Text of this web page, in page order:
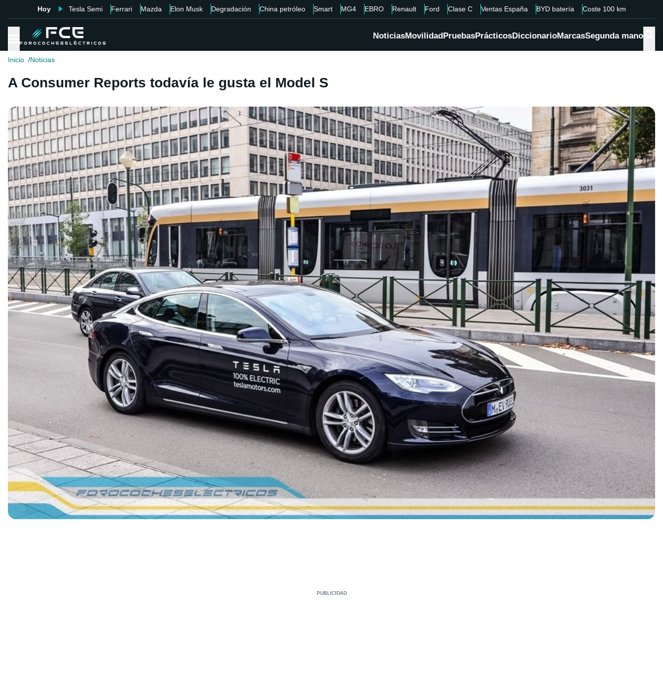
Hoy Tesla Semi Ferrari Mazda Elon Musk Degradación China petróleo Smart MG4 EBRO Renault Ford Clase C Ventas España BYD batería Coste 100 km
NoticiasMovilidadPruebasPrácticosDiccionarioMarcasSegunda mano
Inicio Noticias
A Consumer Reports todavía le gusta el Model S